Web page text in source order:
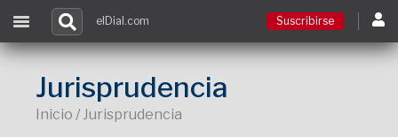
elDial.com Suscribirse
Jurisprudencia
Inicio / Jurisprudencia